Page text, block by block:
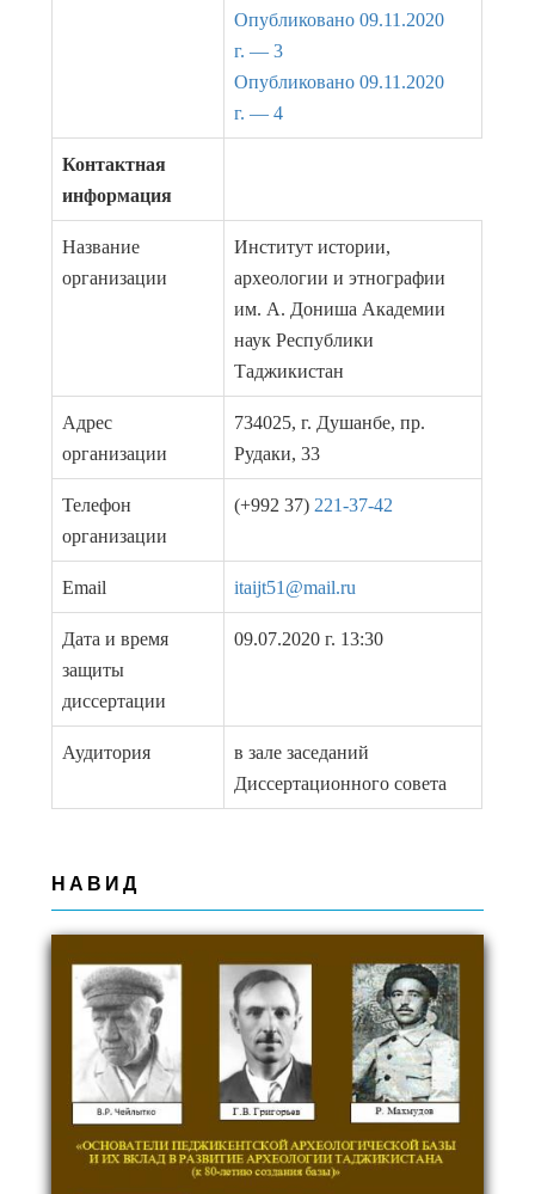
Опубликовано 09.11.2020
г. — 3
Опубликовано 09.11.2020
г. — 4
Контактная
информация
Название
организации
Институт истории,
археологии и этнографии
им. А. Дониша Академии
наук Республики
Таджикистан
Адрес
организации
734025, г. Душанбе, пр.
Рудаки, 33
Телефон
организации
(+992 37) 221-37-42
Email itaijt51@mail.ru
Дата и время
защиты
диссертации
09.07.2020 г. 13:30
Аудитория
в зале заседаний
Диссертационного совета
НАВИД